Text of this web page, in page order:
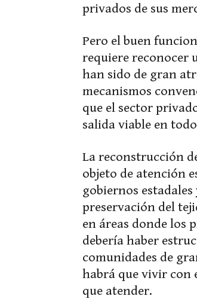
privados de sus
Pero el buen
requiere reconocer
han sido de gran
mecanismos
que el sector
salida viable en
La reconstrucción
objeto de atención
gobiernos
preservación del
en áreas donde los
debería haber
comunidades de
habrá que vivir con
que atender.